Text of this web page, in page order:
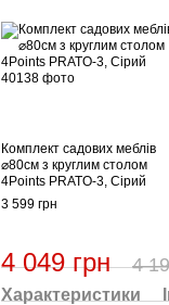
Комплект садових меблів
⌀80см з круглим столом
4Points PRATO-3, Сірий
3 599 грн
4 049 грн 4
Характеристики